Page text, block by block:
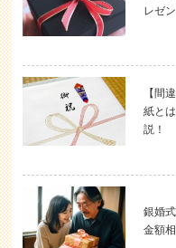
レゼ
【間
紙と
説！
銀婚
金額